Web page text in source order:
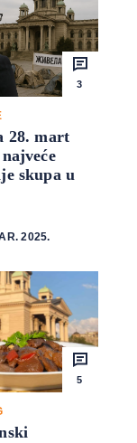
3
28. mart
skupa u
2025.
5